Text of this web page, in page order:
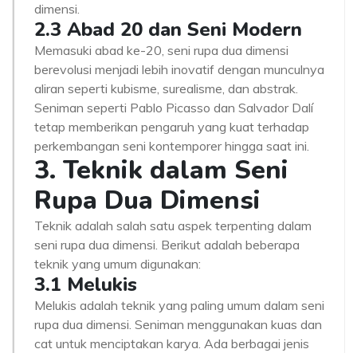
dimensi.
2.3 Abad 20 dan Seni Modern
Memasuki abad ke-20, seni rupa dua dimensi
berevolusi menjadi lebih inovatif dengan munculnya
aliran seperti kubisme, surealisme, dan abstrak.
Seniman seperti Pablo Picasso dan Salvador Dalí
tetap memberikan pengaruh yang kuat terhadap
perkembangan seni kontemporer hingga saat ini.
3. Teknik dalam Seni
Rupa Dua Dimensi
Teknik adalah salah satu aspek terpenting dalam
seni rupa dua dimensi. Berikut adalah beberapa
teknik yang umum digunakan:
3.1 Melukis
Melukis adalah teknik yang paling umum dalam seni
rupa dua dimensi. Seniman menggunakan kuas dan
cat untuk menciptakan karya. Ada berbagai jenis